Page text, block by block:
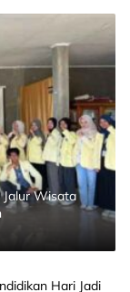
Jalur Wisata
Hari Jadi